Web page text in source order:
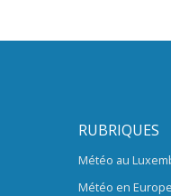
RUBRIQUES
Météo au
Météo en Europe